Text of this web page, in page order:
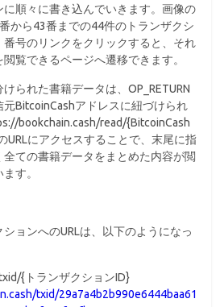
順々に書き込んでいきます。画像の
から43番までの44件のトランザクシ
番号のリンクをクリックすると、それ
覧できるページへ遷移できます。
られた書籍データは、OP_RETURN
元BitcoinCashアドレスに紐づけられ
bookchain.cash/read/{BitcoinCash
URLにアクセスすることで、末尾に指
ての書籍データをまとめた内容が閲
す。
ョンへのURLは、以下のようになっ
{トランザクションID}
txid/29a7a4b2b990e6444baa61